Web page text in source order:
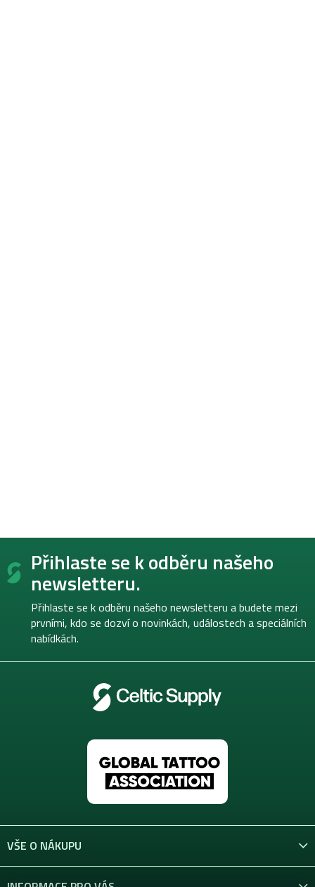
Z
Přihlaste se k odběru našeho
newsletteru.
Přihlaste se k odběru našeho newsletteru a budete mezi
prvními, kdo se dozví o novinkách, událostech a speciálních
nabídkách.
VŠE O NÁKUPU